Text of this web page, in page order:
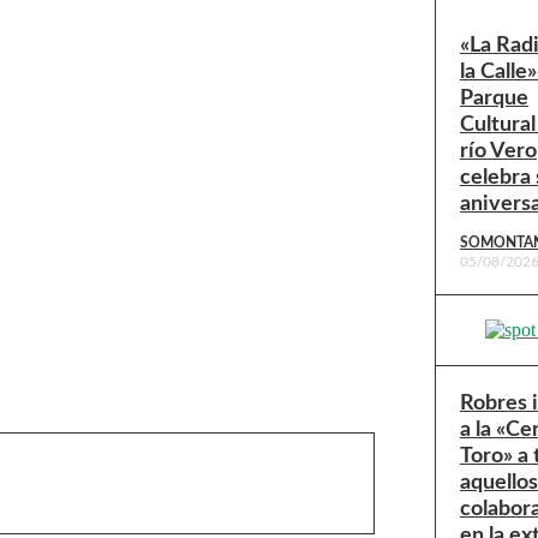
«La
la
Parque
río Vero
celebra
05/08/2026
Robres
a la
Toro» a